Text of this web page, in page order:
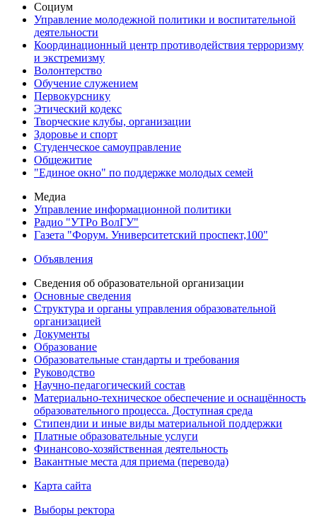
Социум
Управление молодежной политики и воспитательной
деятельности
Координационный центр противодействия терроризму
и экстремизму
Волонтерство
Обучение служением
Первокурснику
Этический кодекс
Творческие клубы, организации
Здоровье и спорт
Студенческое самоуправление
Общежитие
"Единое окно" по поддержке молодых семей
Медиа
Управление информационной политики
Радио "УТРо ВолГУ"
Газета "Форум. Университетский проспект,100"
Объявления
Сведения об образовательной организации
Основные сведения
Структура и органы управления образовательной
организацией
Документы
Образование
Образовательные стандарты и требования
Руководство
Научно-педагогический состав
Материально-техническое обеспечение и оснащённость
образовательного процесса. Доступная среда
Стипендии и иные виды материальной поддержки
Платные образовательные услуги
Финансово-хозяйственная деятельность
Вакантные места для приема (перевода)
Карта сайта
Выборы ректора